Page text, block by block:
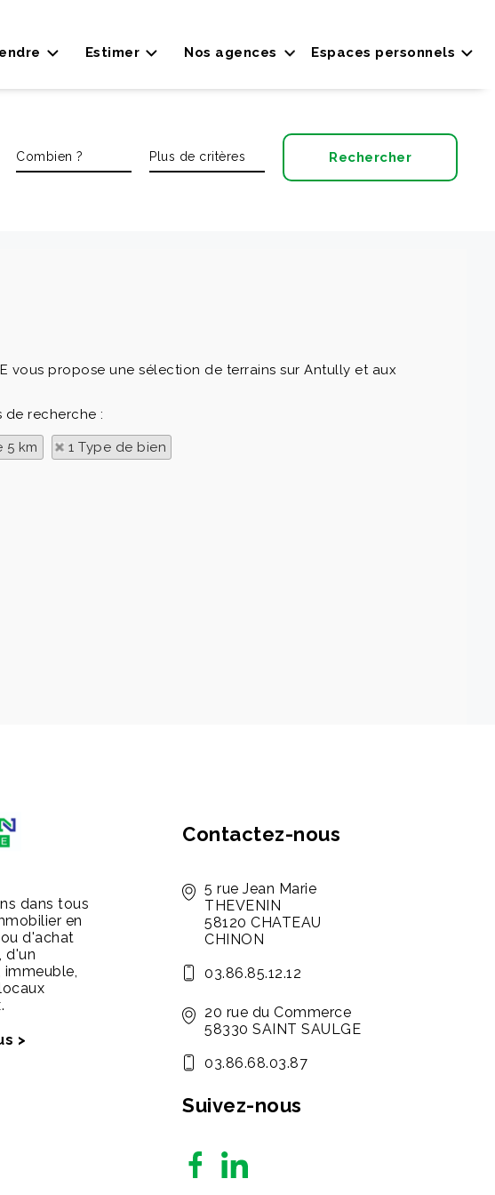
Espaces personnels
Estimer Nos agences
vous propose une sélection de terrains sur Antully et aux
de recherche :
5 km 1 Type de bien
dans tous
en
d'achat
d'un
>
Contactez-nous
5 rue Jean Marie
THEVENIN
58120 CHATEAU
CHINON
03.86.85.12.12
20 rue du Commerce
58330 SAINT SAULGE
03.86.68.03.87
Suivez-nous